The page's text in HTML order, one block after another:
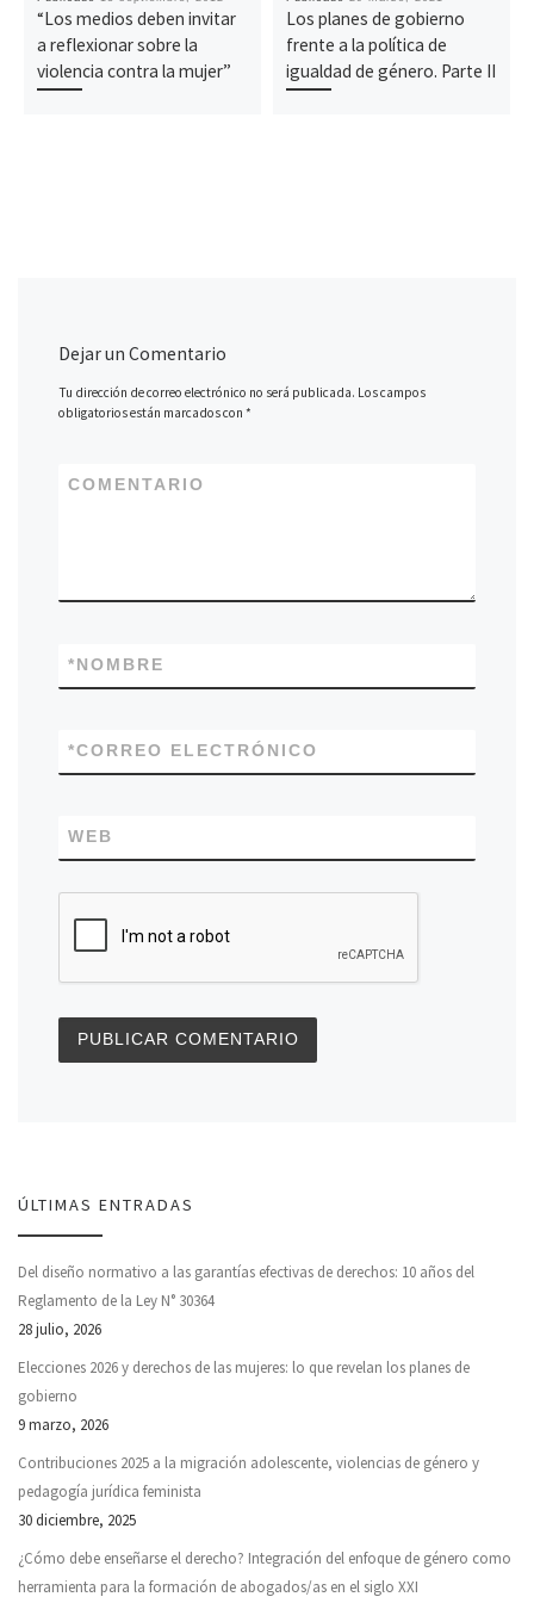
“Los medios deben invitar
a reflexionar sobre la
violencia contra la mujer”
Los planes de gobierno
frente a la política de
igualdad de género. Parte II
Dejar un Comentario
Tu dirección de correo electrónico no será publicada. Los campos
obligatorios están marcados con*
COMENTARIO
NOMBRE
*
CORREO ELECTRÓNICO
*
WEB
ÚLTIMAS ENTRADAS
Del diseño normativo a las garantías efectivas de derechos: 10 años del
Reglamento de la Ley N° 30364
28 julio, 2026
Elecciones 2026 y derechos de las mujeres: lo que revelan los planes de
gobierno
9 marzo, 2026
Contribuciones 2025 a la migración adolescente, violencias de género y
pedagogía jurídica feminista
30 diciembre, 2025
¿Cómo debe enseñarse el derecho? Integración del enfoque de género como
herramienta para la formación de abogados/as en el siglo XXI